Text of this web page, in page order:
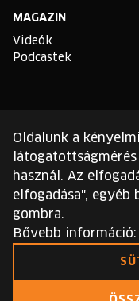
MAGAZIN
Videók
Podcastek
TLDR
Általános Szerződési
Feltételek
Sütikezelési
Adatvédelmi
Ezt a webhelyet a
Oldalunk a
használ. Az
elfogadása", egyéb
gombra.
Bővebb információ: